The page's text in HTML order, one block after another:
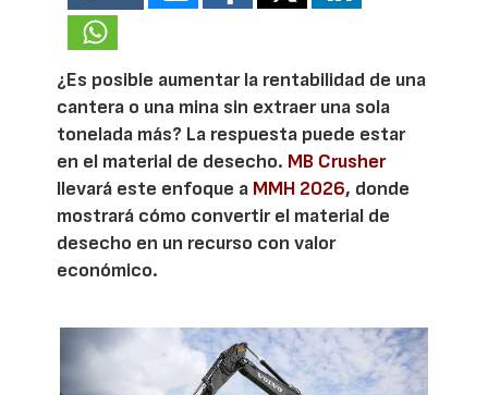
¿Es posible aumentar la rentabilidad de una
cantera o una mina sin extraer una sola
tonelada más? La respuesta puede estar
en el material de desecho. MB Crusher
llevará este enfoque a MMH 2026, donde
mostrará cómo convertir el material de
desecho en un recurso con valor
económico.